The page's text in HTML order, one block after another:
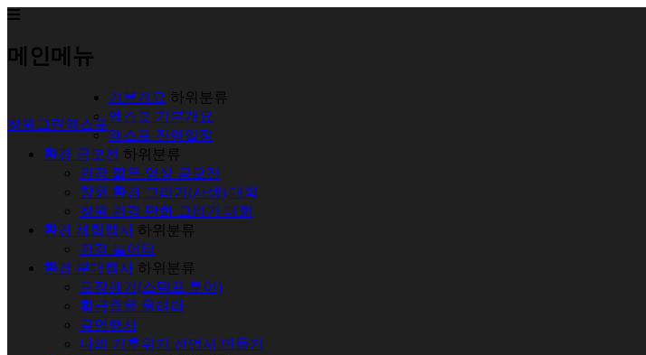
메인메뉴
창원그린엑스포
기본개요 하위분류
엑스포 기본개요
엑스포 진행일정
환경 공모전 하위분류
환경 짧은 영상 공모전
창원 환경 그리기(사생) 대회
창원 환경 만화 그리기 대회
환경 체험행사 하위분류
환경 놀이터
환경 부대행사 하위분류
도장깨기(스탬프 투어)
황금종을 울려라
공연행사
나의 기후위기 선언서 만들기